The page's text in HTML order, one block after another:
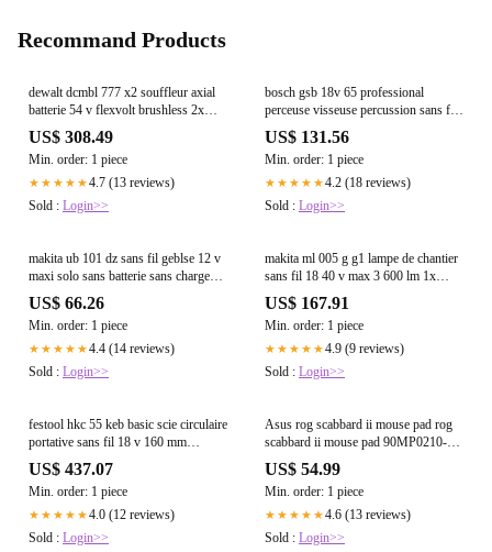
Recommand Products
dewalt dcmbl 777 x2 souffleur axial
batterie 54 v flexvolt brushless 2x
batterie 9 0 ah chargeur
US$ 308.49
Min. order: 1 piece
★★★★★4.7 (13 reviews)
Sold : Login>>
bosch gsb 18v 65 professional
perceuse visseuse percussion sans fil
18 v 65 nm 06019n3300 brushless
solo sans batterie sans chargeur 11
US$ 131.56
Min. order: 1 piece
★★★★★4.2 (18 reviews)
Sold : Login>>
makita ub 101 dz sans fil geblse 12 v
maxi solo sans batterie sans chargeur
US$ 66.26
Min. order: 1 piece
★★★★★4.4 (14 reviews)
Sold : Login>>
makita ml 005 g g1 lampe de chantier
sans fil 18 40 v max 3 600 lm 1x
batterie 6 0 ah sans chargeur
US$ 167.91
Min. order: 1 piece
★★★★★4.9 (9 reviews)
Sold : Login>>
festool hkc 55 keb basic scie circulaire
portative sans fil 18 v 160 mm
brushless 2x batterie 5 0 ah chargeur
systainer
US$ 437.07
Min. order: 1 piece
★★★★★4.0 (12 reviews)
Sold : Login>>
Asus rog scabbard ii mouse pad rog
scabbard ii mouse pad 90MP0210-
BPUA00
US$ 54.99
Min. order: 1 piece
★★★★★4.6 (13 reviews)
Sold : Login>>